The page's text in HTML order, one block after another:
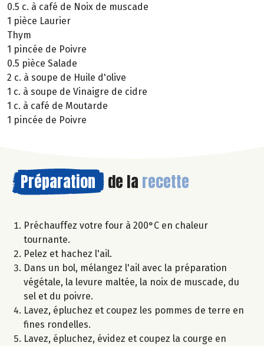
0.5 c. à café de Noix de muscade
1 pièce Laurier
Thym
1 pincée de Poivre
0.5 pièce Salade
2 c. à soupe de Huile d'olive
1 c. à soupe de Vinaigre de cidre
1 c. à café de Moutarde
1 pincée de Poivre
Préparation de la recette
Préchauffez votre four à 200°C en chaleur
tournante.
Pelez et hachez l'ail.
Dans un bol, mélangez l'ail avec la préparation
végétale, la levure maltée, la noix de muscade, du
sel et du poivre.
Lavez, épluchez et coupez les pommes de terre en
fines rondelles.
Lavez, épluchez, évidez et coupez la courge en